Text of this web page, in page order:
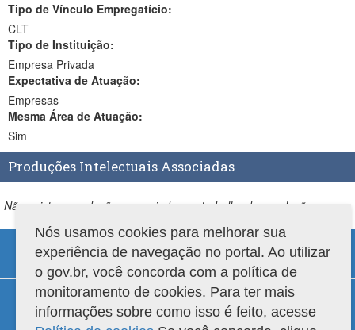
Tipo de Vínculo Empregatício:
CLT
Tipo de Instituição:
Empresa Privada
Expectativa de Atuação:
Empresas
Mesma Área de Atuação:
Sim
Produções Intelectuais Associadas
Não existem produções associadas ao trabalho de conclusão.
Compatibilidade
Versão do sistema: 3.88.9
Nós usamos cookies para melhorar sua
experiência de navegação no portal. Ao utilizar
o gov.br, você concorda com a política de
monitoramento de cookies. Para ter mais
informações sobre como isso é feito, acesse